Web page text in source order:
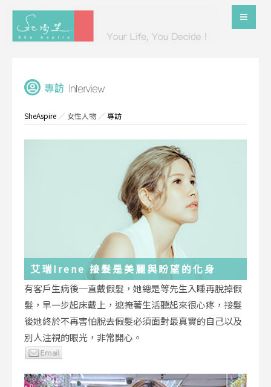
SheAspire ／ 女性人物／專訪
艾瑞Irene 接髮是美麗與盼望的化身
有客戶生病後一直戴假髮，她總是等先生入睡再脫掉假
髮，早一步起床戴上，遮掩著生活聽起來很心疼，接髮
後她終於不再害怕脫去假髮必須面對最真實的自己以及
別人注視的眼光，非常開心。